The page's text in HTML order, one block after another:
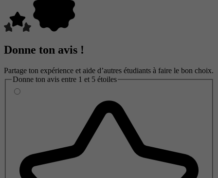
Donne ton avis !
Partage ton expérience et aide d’autres étudiants à faire le bon choix.
Donne ton avis entre 1 et 5 étoiles